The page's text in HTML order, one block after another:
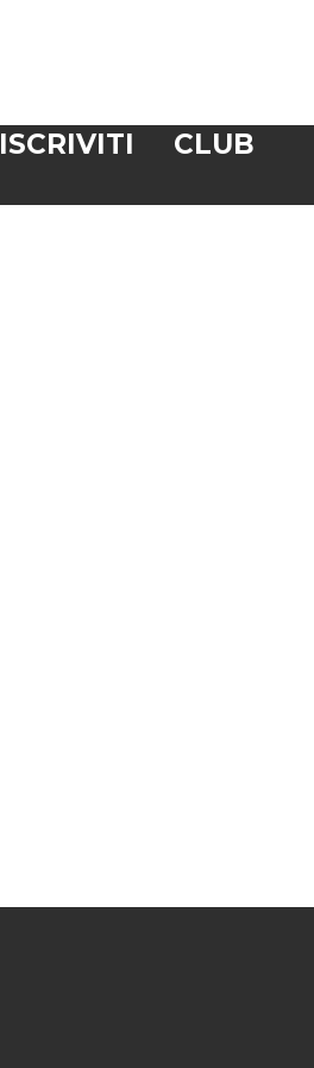
ISCRIVITI
CLUB